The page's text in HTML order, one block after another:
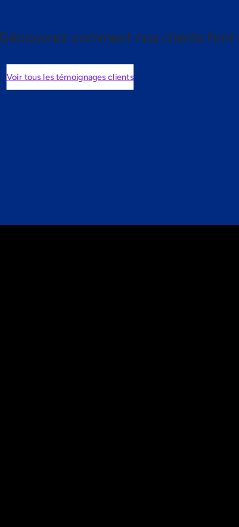
Découvrez comment nos clients
Voir tous les témoignages clients